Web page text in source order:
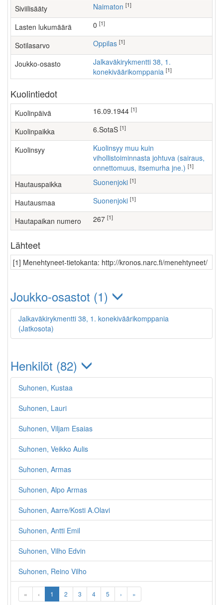
Siviilisääty Naimaton [1]
Lasten lukumäärä [1]
Sotilasarvo Oppilas [1]
Joukko-osasto
Jalkaväkirykmentti 38, 1.
konekiväärikomppania [1]
Kuolintiedot
Kuolinpäivä 16.09.1944 [1]
Kuolinpaikka 6.SotaS [1]
Kuolinsyy
Kuolinsyy muu kuin
vihollistoiminnasta johtuva (sairaus,
onnettomuus, itsemurha jne.) [1]
Hautauspaikka Suonenjoki [1]
Hautausmaa Suonenjoki [1]
Hautapaikan numero 267 [1]
Lähteet
[1] Menehtyneet-tietokanta: http://kronos.narc.fi/menehtyneet/
Joukko-osastot (1)
Jalkaväkirykmentti 38, 1. konekiväärikomppania
(Jatkosota)
Henkilöt (82)
Suhonen, Kustaa
Suhonen, Lauri
Suhonen, Viljam Esaias
Suhonen, Veikko Aulis
Suhonen, Armas
Suhonen, Alpo Armas
Suhonen, Aarre/Kosti A.Olavi
Suhonen, Antti Emil
Suhonen, Vilho Edvin
Suhonen, Reino Vilho
« ‹ 1 2 3 4 5 › »